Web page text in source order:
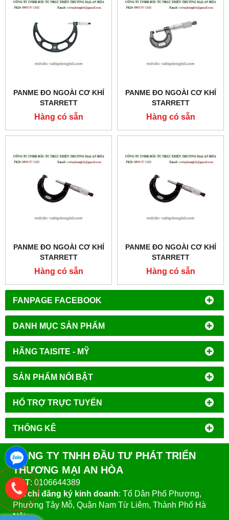
FANPAGE FACEBOOK
DANH MỤC SẢN PHẨM
HÃNG TAISITE - MỸ
SẢN PHẨM NỔI BẬT
HỔ TRỢ TRỰC TUYẾN
THỐNG KÊ
PANME ĐO NGOÀI CƠ KHÍ
STARRETT
MODEL:436MXRL-200
Hàng có sẵn
PANME ĐO NGOÀI CƠ KHÍ
STARRETT
MODEL:436MXRL-175
Hàng có sẵn
PANME ĐO NGOÀI CƠ KHÍ
STARRETT
MODEL:436.1MXRL-150
Hàng có sẵn
PANME ĐO NGOÀI CƠ KHÍ
STARRETT
MODEL:436.1MXRL-125
Hàng có sẵn
CÔNG TY TNHH ĐẦU TƯ PHÁT TRIỂN
THƯƠNG MẠI AN HÒA
MST: 0106644389
Địa chỉ đăng ký kinh doanh: Tổ Dân Phố Phượng,
Phường Tây Mỗ, Quận Nam Từ Liêm, Thành Phố Hà
Nội.